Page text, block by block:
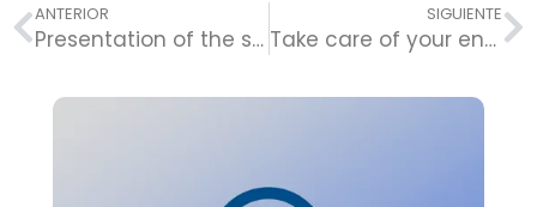
ANTERIOR
Presentation of the school support program
SIGUIENTE
Take care of your environment